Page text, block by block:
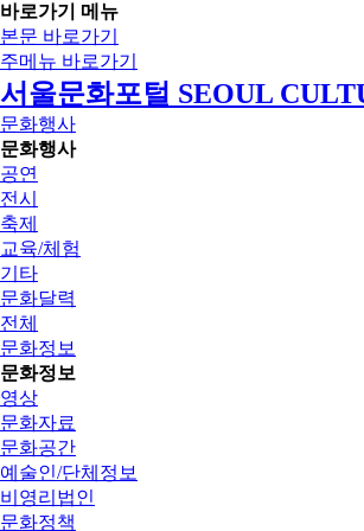
바로가기 메뉴
본문 바로가기
주메뉴 바로가기
서울문화포털 SEOUL
문화행사
문화행사
공연
전시
축제
교육/체험
기타
문화달력
전체
문화정보
문화정보
영상
문화자료
문화공간
예술인/단체정보
비영리법인
문화정책